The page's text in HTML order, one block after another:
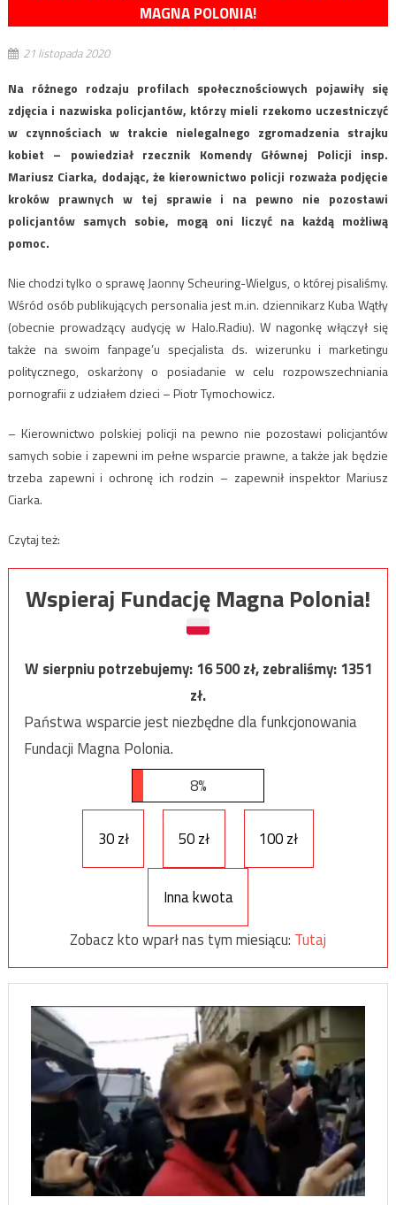
MAGNA POLONIA!
21 listopada 2020
Na różnego rodzaju profilach społecznościowych pojawiły się
zdjęcia i nazwiska policjantów, którzy mieli rzekomo uczestniczyć
w czynnościach w trakcie nielegalnego zgromadzenia strajku
kobiet – powiedział rzecznik Komendy Głównej Policji insp.
Mariusz Ciarka, dodając, że kierownictwo policji rozważa podjęcie
kroków prawnych w tej sprawie i na pewno nie pozostawi
policjantów samych sobie, mogą oni liczyć na każdą możliwą
pomoc.
Nie chodzi tylko o sprawę Jaonny Scheuring-Wielgus, o której pisaliśmy.
Wśród osób publikujących personalia jest m.in. dziennikarz Kuba Wątły
(obecnie prowadzący audycję w Halo.Radiu). W nagonkę włączył się
także na swoim fanpage’u specjalista ds. wizerunku i marketingu
politycznego, oskarżony o posiadanie w celu rozpowszechniania
pornografii z udziałem dzieci – Piotr Tymochowicz.
– Kierownictwo polskiej policji na pewno nie pozostawi policjantów
samych sobie i zapewni im pełne wsparcie prawne, a także jak będzie
trzeba zapewni i ochronę ich rodzin – zapewnił inspektor Mariusz
Ciarka.
Czytaj też:
Wspieraj Fundację Magna Polonia!
W sierpniu potrzebujemy:16 500zł, zebraliśmy:1351
zł.
Państwa wsparcie jest niezbędne dla funkcjonowania
Fundacji Magna Polonia.
8%
30 zł 50 zł 100 zł
Inna kwota
Zobacz kto wparł nas tym miesiącu: Tutaj